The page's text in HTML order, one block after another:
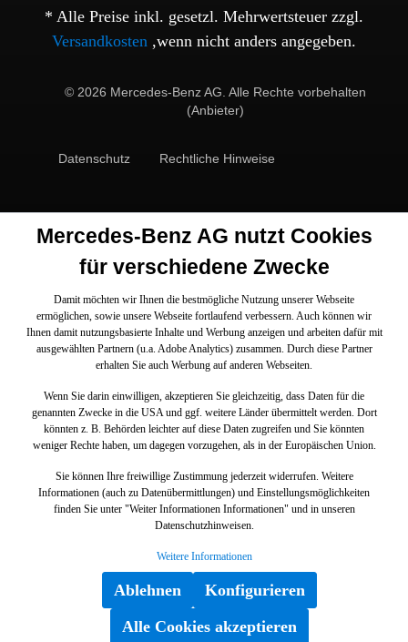
* Alle Preise inkl. gesetzl. Mehrwertsteuer zzgl.
Versandkosten ,wenn nicht anders angegeben.
© 2026 Mercedes-Benz AG. Alle Rechte vorbehalten
(Anbieter)
Datenschutz Rechtliche Hinweise
Mercedes-Benz AG nutzt Cookies
für verschiedene Zwecke
Damit möchten wir Ihnen die bestmögliche Nutzung unserer Webseite
ermöglichen, sowie unsere Webseite fortlaufend verbessern. Auch können wir
Ihnen damit nutzungsbasierte Inhalte und Werbung anzeigen und arbeiten dafür mit
ausgewählten Partnern (u.a. Adobe Analytics) zusammen. Durch diese Partner
erhalten Sie auch Werbung auf anderen Webseiten.
Wenn Sie darin einwilligen, akzeptieren Sie gleichzeitig, dass Daten für die
genannten Zwecke in die USA und ggf. weitere Länder übermittelt werden. Dort
könnten z. B. Behörden leichter auf diese Daten zugreifen und Sie könnten
weniger Rechte haben, um dagegen vorzugehen, als in der Europäischen Union.
Sie können Ihre freiwillige Zustimmung jederzeit widerrufen. Weitere
Informationen (auch zu Datenübermittlungen) und Einstellungsmöglichkeiten
finden Sie unter "Weiter Informationen Informationen" und in unseren
Datenschutzhinweisen.
Weitere Informationen
Ablehnen
Konfigurieren
Alle Cookies akzeptieren